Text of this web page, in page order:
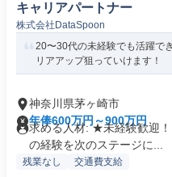
キャリアパートナー
株式会社DataSpoon
20〜30代の未経験でも活躍で
リアアップ狙っていけます！
神奈川県茅ヶ崎市
年俸600万円～900万円
求める人材: ★未経験歓迎
の経験を次のステージに...
残業なし 交通費支給